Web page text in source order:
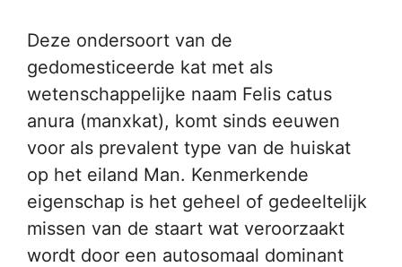
Deze ondersoort van de
gedomesticeerde kat met als
wetenschappelijke naam Felis catus
anura (manxkat), komt sinds eeuwen
voor als prevalent type van de huiskat
op het eiland Man. Kenmerkende
eigenschap is het geheel of gedeeltelijk
missen van de staart wat veroorzaakt
wordt door een autosomaal dominant